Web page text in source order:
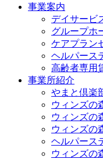
事業案内
デイサービ
グループホ
ケアプラン
ヘルパース
高齢者専用
事業所紹介
やまと倶楽
ウィンズの
ウィンズの
ウィンズの
ヘルパース
ウィンズ